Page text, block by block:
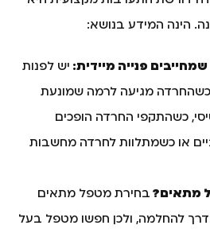
הינה המידע בנושא:
פנייה מיידית: יש לפנות
מגיעה לרמה שמונעת
כשהתקפי החרדה הופכים
או כשמתלוות לחרדה מחשבות
מתאים? בחירת מטפל מתאים
להחלמה, ולכן חפשו מטפל בעל